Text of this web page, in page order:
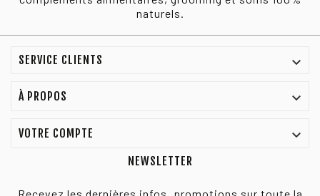
naturels.
SERVICE CLIENTS 
À PROPOS 
VOTRE COMPTE 
NEWSLETTER